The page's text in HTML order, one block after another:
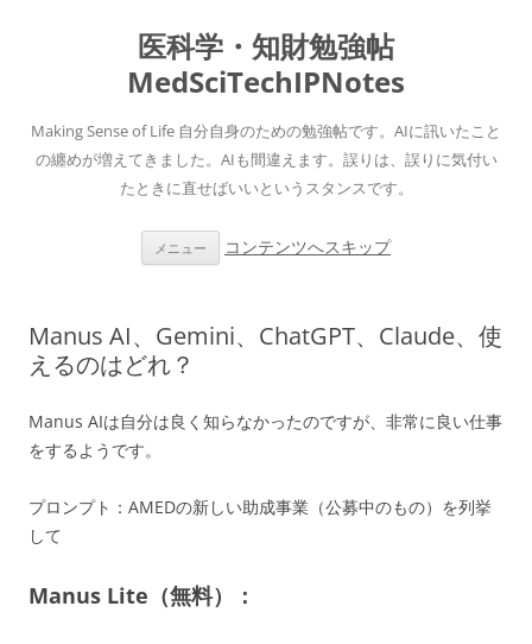
医科学・知財勉強帖
MedSciTechIPNotes
Making Sense of Life 自分自身のための勉強帖です。AIに訊いたこと
の纏めが増えてきました。AIも間違えます。誤りは、誤りに気付い
たときに直せばいいというスタンスです。
メニュー コンテンツへスキップ
Manus AI、Gemini、ChatGPT、Claude、使
えるのはどれ？
Manus AIは自分は良く知らなかったのですが、非常に良い仕事
をするようです。
プロンプト： AMEDの新しい助成事業（公募中のもの）を列挙
して
Manus Lite（無料）：